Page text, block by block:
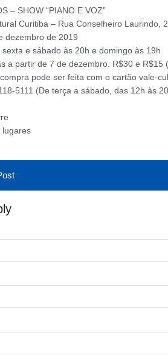
– SHOW “PIANO E VOZ”
Curitiba – Rua Conselheiro Laurindo,
dezembro de 2019
e sábado às 20h e domingo às 19h
a partir de 7 de dezembro. R$30 e
pode ser feita com o cartão vale-
5111 (De terça a sábado, das 12h às
lugares